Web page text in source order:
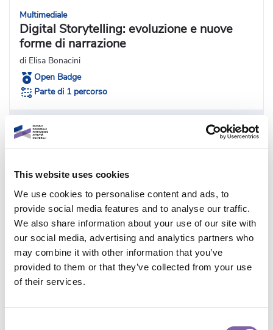
This website uses cookies
We use cookies to personalise content and ads, to
provide social media features and to analyse our traffic.
We also share information about your use of our site with
our social media, advertising and analytics partners who
may combine it with other information that you’ve
provided to them or that they’ve collected from your use
of their services.
Multimediale
Digital Storytelling: evoluzione e nuove
forme di narrazione
di Elisa Bonacini
Open Badge
Parte di 1 percorso
1h Vedi dettagli